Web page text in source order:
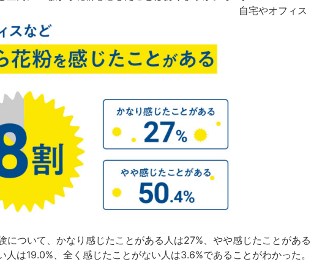
自宅やオフィス
について、かなり感じたことがある人は27%、やや感じたことがある
は19.0%、全く感じたことがない人は3.6%であることがわかった。